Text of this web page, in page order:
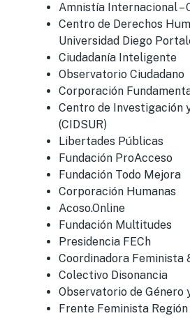
Amnistía Internacional –
Centro de Derechos
Universidad Diego
Ciudadanía Inteligente
Observatorio Ciudadano
Corporación
Centro de Investigación
(CIDSUR)
Libertades Públicas
Fundación ProAcceso
Fundación Todo Mejora
Corporación Humanas
Acoso.Online
Fundación Multitudes
Presidencia FECh
Coordinadora Feminista
Colectivo Disonancia
Observatorio de Género
Frente Feminista